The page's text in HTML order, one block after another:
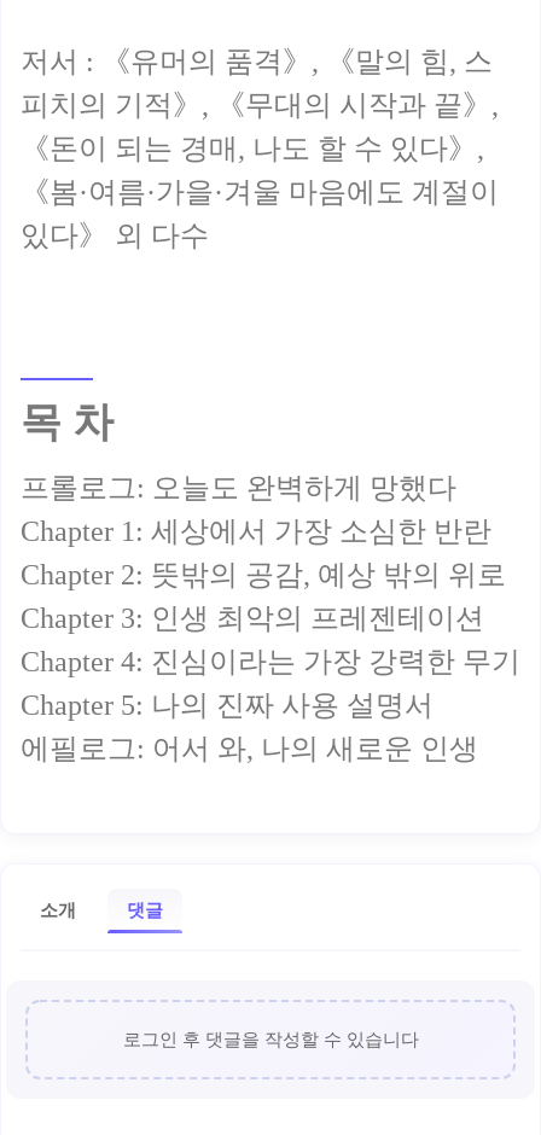
저서 : 《유머의 품격》, 《말의 힘, 스
피치의 기적》, 《무대의 시작과 끝》,
《돈이 되는 경매, 나도 할 수 있다》,
《봄·여름·가을·겨울 마음에도 계절이
목 차
프롤로그: 오늘도 완벽하게 망했다
Chapter 1: 세상에서 가장 소심한 반란
Chapter 2: 뜻밖의 공감, 예상 밖의 위로
Chapter 3: 인생 최악의 프레젠테이션
Chapter 4: 진심이라는 가장 강력한 무기
Chapter 5: 나의 진짜 사용 설명서
에필로그: 어서 와, 나의 새로운 인생
소개 댓글
로그인 후 댓글을 작성할 수 있습니다